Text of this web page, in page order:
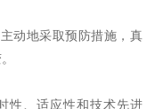
动地采取预防措施，真
性、适应性和技术先进